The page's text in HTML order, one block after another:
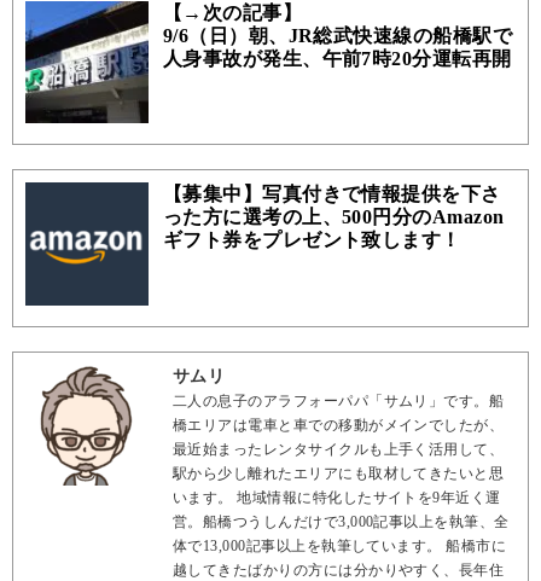
【→次の記事】
9/6（日）朝、JR総武快速線の船橋駅で
人身事故が発生、午前7時20分運転再開
【募集中】写真付きで情報提供を下さ
った方に選考の上、500円分のAmazon
ギフト券をプレゼント致します！
サムリ
二人の息子のアラフォーパパ「サムリ」です。船
橋エリアは電車と車での移動がメインでしたが、
最近始まったレンタサイクルも上手く活用して、
駅から少し離れたエリアにも取材してきたいと思
います。 地域情報に特化したサイトを9年近く運
営。船橋つうしんだけで3,000記事以上を執筆、全
体で13,000記事以上を執筆しています。 船橋市に
越してきたばかりの方には分かりやすく、長年住